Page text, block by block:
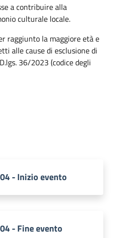
a contribuire alla
culturale locale.
raggiunto la maggiore età e
alle cause di esclusione di
36/2023 (codice degli
- Inizio evento
- Fine evento